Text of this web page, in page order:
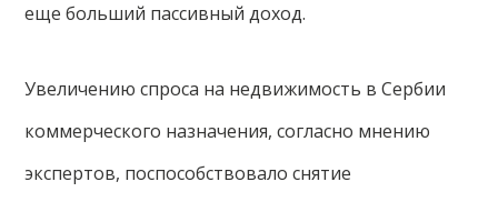
еще больший пассивный доход.
Увеличению спроса на недвижимость в Сербии
коммерческого назначения, согласно мнению
экспертов, поспособствовало снятие